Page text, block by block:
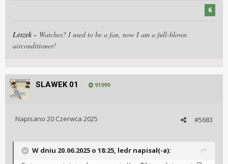
6
Leszek - Watches? I used to be a fan, now I am a full-blown
airconditioner!
SLAWEK 01 91999
#5683
Napisano 20 Czerwca 2025
W dniu 20.06.2025 o 18:25, ledr napisał(-a):